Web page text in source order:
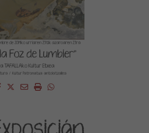
Facebook
Twitter
EmailImprimirWhatsapp